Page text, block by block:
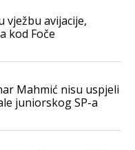
vježbu avijacije,
kod Foče
Mahmić nisu uspjeli
juniorskog SP-a